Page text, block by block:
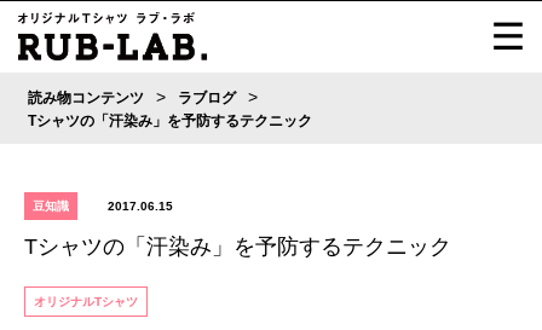
読み物コンテンツ > ラブログ >
Tシャツの「汗染み」を予防するテクニック
豆知識 2017.06.15
Tシャツの「汗染み」を予防するテクニック
オリジナルTシャツ